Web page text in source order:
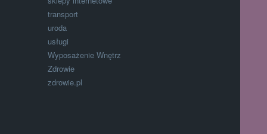
transport
uroda
usługi
Wyposażenie Wnętrz
Zdrowie
zdrowie.pl